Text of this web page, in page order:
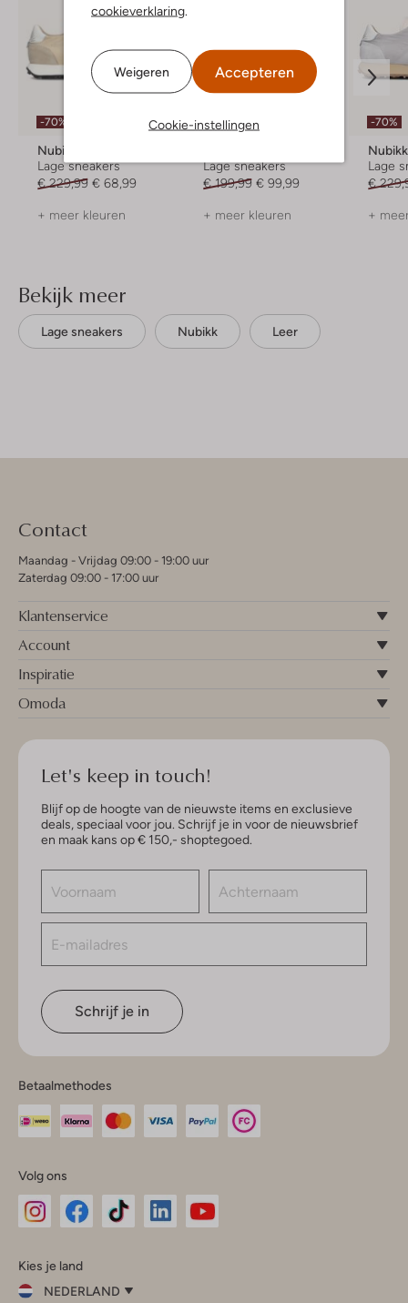
cookieverklaring.
Weigeren Accepteren
Cookie-instellingen
-70%
Nubikk
Lage sneakers
€ 229,99 € 68,99
+ meer kleuren
-50%
Lage sneakers
€ 199,99 € 99,99
+ meer kleuren
-70%
Nubikk
Lage
€
+
Bekijk meer
Lage sneakers Nubikk Leer
Contact
Maandag - Vrijdag 09:00 - 19:00 uur
Zaterdag 09:00 - 17:00 uur
Klantenservice
Account
Inspiratie
Omoda
Let's keep in touch!
Blijf op de hoogte van de nieuwste items en exclusieve
deals, speciaal voor jou. Schrijf je in voor de nieuwsbrief
en maak kans op € 150,- shoptegoed.
Schrijf je in
Betaalmethodes
Volg ons
InstagramFacebook
Kies je land
NEDERLAND